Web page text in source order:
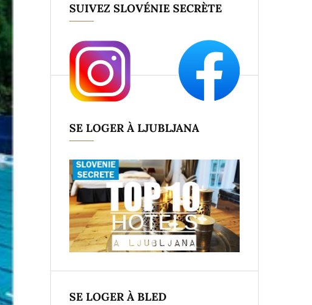
SUIVEZ SLOVÉNIE SECRÈTE
SE LOGER À LJUBLJANA
SE LOGER À BLED